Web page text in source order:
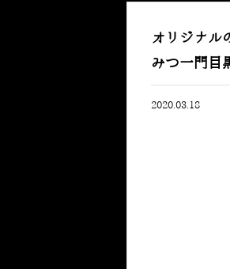
オリジナル
みつ一門目
2020.03.18